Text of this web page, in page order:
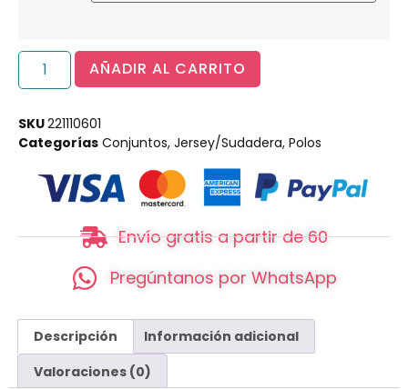
AÑADIR AL CARRITO
SKU221110601
Categorías Conjuntos, Jersey/Sudadera, Polos
Envío gratis a partir de 60
Pregúntanos por WhatsApp
Descripción
Información adicional
Valoraciones (0)